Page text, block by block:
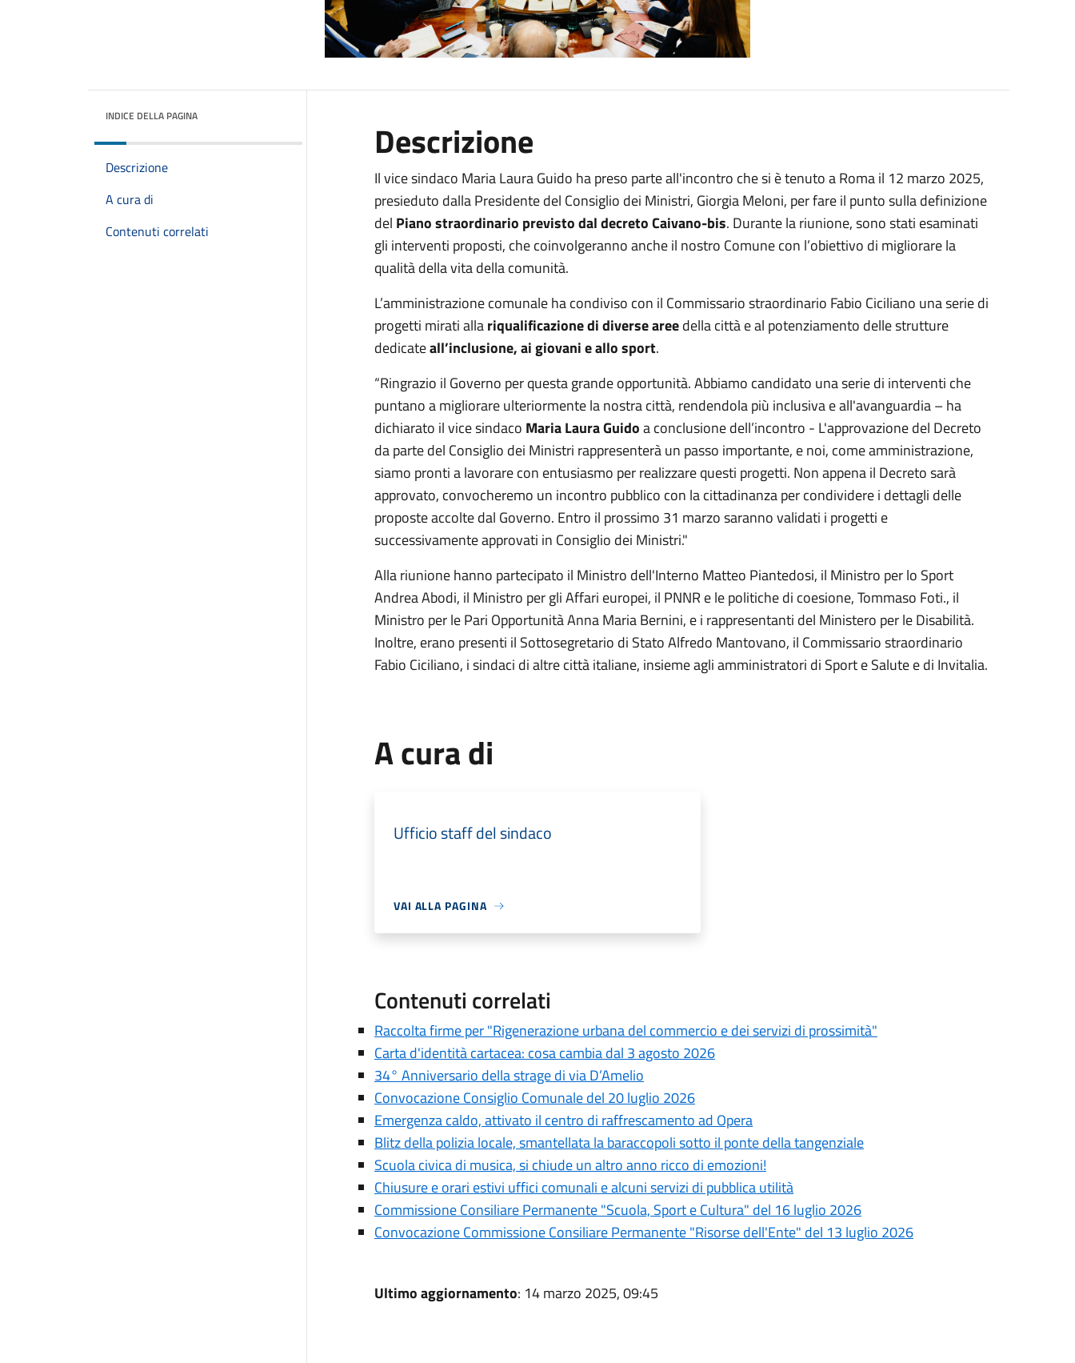
INDICE DELLA PAGINA
Descrizione
A cura di
Contenuti correlati
Descrizione
Il vice sindaco Maria Laura Guido ha preso parte all'incontro che si è tenuto a Roma il 12 marzo 2025,
presieduto dalla Presidente del Consiglio dei Ministri, Giorgia Meloni, per fare il punto sulla definizione
del Piano straordinario previsto dal decreto Caivano-bis. Durante la riunione, sono stati esaminati
gli interventi proposti, che coinvolgeranno anche il nostro Comune con l’obiettivo di migliorare la
qualità della vita della comunità.
L’amministrazione comunale ha condiviso con il Commissario straordinario Fabio Ciciliano una serie di
progetti mirati allariqualificazione di diverse areedella città e al potenziamento delle strutture
dedicateall’inclusione, ai giovani e allo sport.
“Ringrazio il Governo per questa grande opportunità. Abbiamo candidato una serie di interventi che
puntano a migliorare ulteriormente la nostra città, rendendola più inclusiva e all'avanguardia – ha
dichiarato il vice sindaco Maria Laura Guidoa conclusione dell’incontro - L'approvazione del Decreto
da parte del Consiglio dei Ministri rappresenterà un passo importante, e noi, come amministrazione,
siamo pronti a lavorare con entusiasmo per realizzare questi progetti. Non appena il Decreto sarà
approvato, convocheremo un incontro pubblico con la cittadinanza per condividere i dettagli delle
proposte accolte dal Governo. Entro il prossimo 31 marzo saranno validati i progetti e
successivamente approvati in Consiglio dei Ministri."
Alla riunione hanno partecipato il Ministro dell'Interno Matteo Piantedosi, il Ministro per lo Sport
Andrea Abodi, il Ministro per gli Affari europei, il PNNR e le politiche di coesione, Tommaso Foti., il
Ministro per le Pari Opportunità Anna Maria Bernini, e i rappresentanti del Ministero per le Disabilità.
Inoltre, erano presenti il Sottosegretario di Stato Alfredo Mantovano, il Commissario straordinario
Fabio Ciciliano, i sindaci di altre città italiane, insieme agli amministratori di Sport e Salute e di Invitalia.
A cura di
Ufficio staff del sindaco
VAI ALLA PAGINA
Contenuti correlati
Raccolta firme per "Rigenerazione urbana del commercio e dei servizi di prossimità"
Carta d'identità cartacea: cosa cambia dal 3 agosto 2026
34° Anniversario della strage di via D’Amelio
Convocazione Consiglio Comunale del 20 luglio 2026
Emergenza caldo, attivato il centro di raffrescamento ad Opera
Blitz della polizia locale, smantellata la baraccopoli sotto il ponte della tangenziale
Scuola civica di musica, si chiude un altro anno ricco di emozioni!
Chiusure e orari estivi uffici comunali e alcuni servizi di pubblica utilità
Commissione Consiliare Permanente "Scuola, Sport e Cultura" del 16 luglio 2026
Convocazione Commissione Consiliare Permanente "Risorse dell'Ente" del 13 luglio 2026
Ultimo aggiornamento: 14 marzo 2025, 09:45